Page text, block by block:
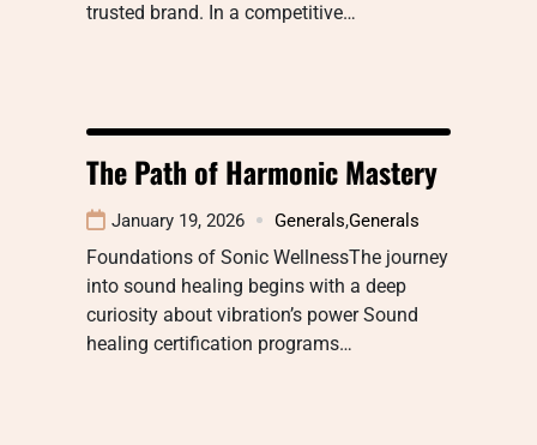
trusted brand. In a competitive…
The Path of Harmonic Mastery
January 19, 2026 Generals,Generals
Foundations of Sonic WellnessThe journey
into sound healing begins with a deep
curiosity about vibration’s power Sound
healing certification programs…